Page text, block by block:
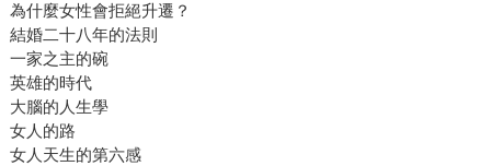
為什麼女性會拒絕升遷？
結婚二十八年的法則
一家之主的碗
英雄的時代
大腦的人生學
女人的路
女人天生的第六感